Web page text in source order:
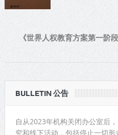
《世界人权教育方案第一
BULLETIN 公告
自从2023年机构关闭办公室后
究和线下活动，包括停止一切形